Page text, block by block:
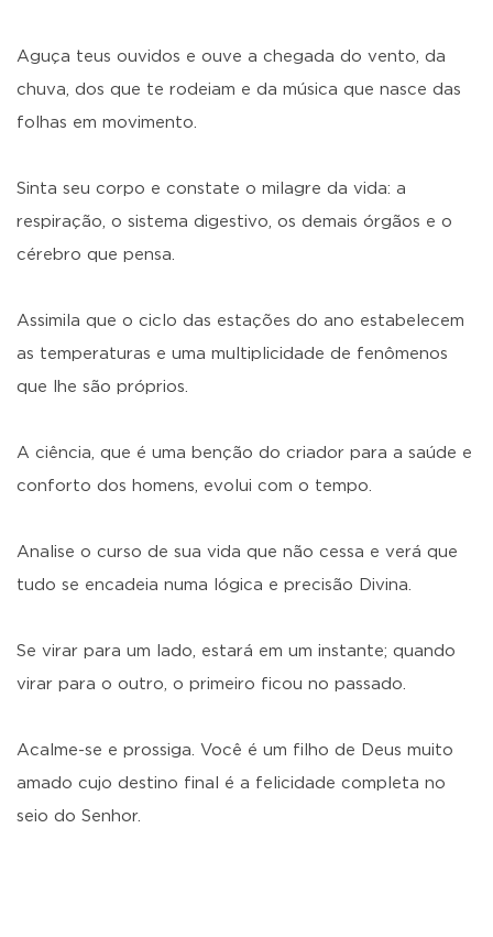
Aguça teus ouvidos e ouve a chegada do vento, da
chuva, dos que te rodeiam e da música que nasce das
folhas em movimento.
Sinta seu corpo e constate o milagre da vida: a
respiração, o sistema digestivo, os demais órgãos e o
cérebro que pensa.
Assimila que o ciclo das estações do ano estabelecem
as temperaturas e uma multiplicidade de fenômenos
que lhe são próprios.
A ciência, que é uma benção do criador para a saúde e
conforto dos homens, evolui com o tempo.
Analise o curso de sua vida que não cessa e verá que
tudo se encadeia numa lógica e precisão Divina.
Se virar para um lado, estará em um instante; quando
virar para o outro, o primeiro ficou no passado.
Acalme-se e prossiga. Você é um filho de Deus muito
amado cujo destino final é a felicidade completa no
seio do Senhor.